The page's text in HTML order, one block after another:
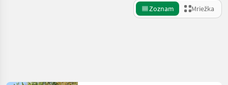
Zoznam Mriežka